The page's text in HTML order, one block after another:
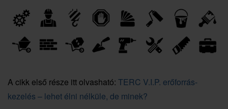
A cikk első része itt olvasható: TERC V.I.P. erőforrás-
kezelés – lehet élni nélküle, de minek?